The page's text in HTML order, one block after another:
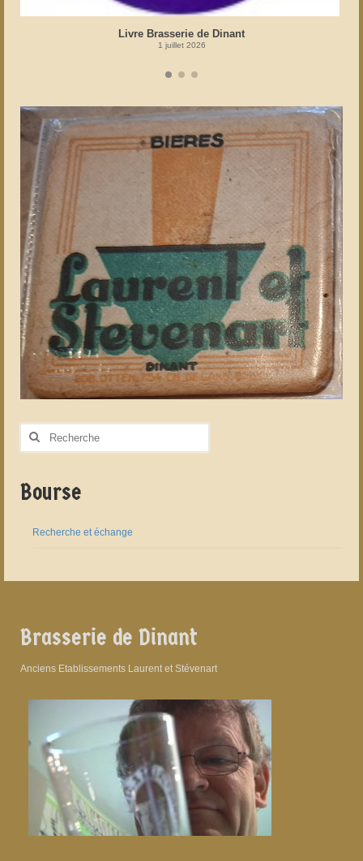
Livre Brasserie de Dinant
1 juillet 2026
Rechercher
Bourse
Recherche et échange
Brasserie de Dinant
Anciens Etablissements Laurent et Stévenart